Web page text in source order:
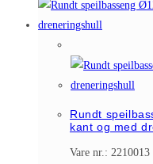
Rundt
kant og med
Vare nr.: 2210013